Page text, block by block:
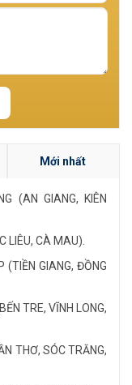
Mới nhất
(AN GIANG, KIÊN
LIÊU, CÀ MAU).
GIANG, ĐỒNG
TRE, VĨNH LONG,
THƠ, SÓC TRĂNG,